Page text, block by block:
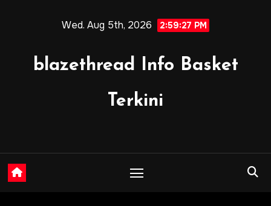
Wed. Aug 5th, 2026 2:59:29 PM
blazethread Info Basket
Terkini